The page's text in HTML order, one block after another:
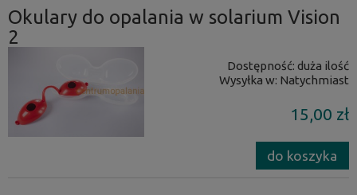
Okulary do opalania w solarium Vision
2
Dostępność: duża ilość
Wysyłka w: Natychmiast
15,00 zł
do koszyka